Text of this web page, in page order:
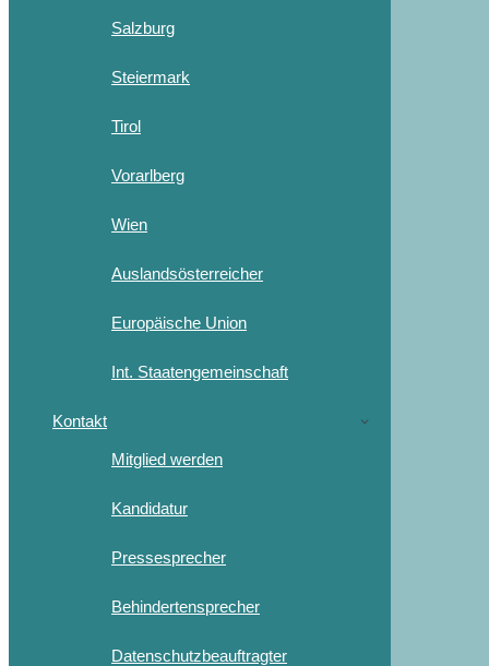
Salzburg
Steiermark
Tirol
Vorarlberg
Wien
Auslandsösterreicher
Europäische Union
Int. Staatengemeinschaft
Kontakt
Mitglied werden
Kandidatur
Pressesprecher
Behindertensprecher
Datenschutzbeauftragter